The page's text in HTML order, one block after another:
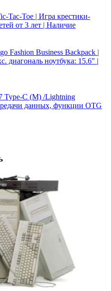
Tac-Toe | Игра крестики-
от 3 лет | Наличие
Fashion Business Backpack |
диагональ ноутбука: 15.6" |
Type-C (M) /Lightning
данных, функции OTG